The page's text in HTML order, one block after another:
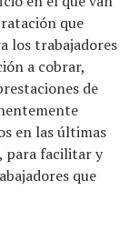
que
los trabajadores
a cobrar,
de
en las últimas
para facilitar y
que